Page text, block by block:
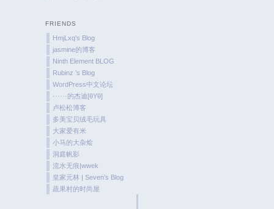
FRIENDS
HmjLxq's Blog
jasmine的博客
Ninth Element BLOG
Rubinz ’s Blog
WordPress中文论坛
······的杰迪[θYθ]
卢松松博客
多美宝贝绒毛玩具
大家爱有米
小马的大杂烩
洞庭帆影
流水无痕|wwek
皇家元林 | Seven’s Blog
蔬果村的时尚屋